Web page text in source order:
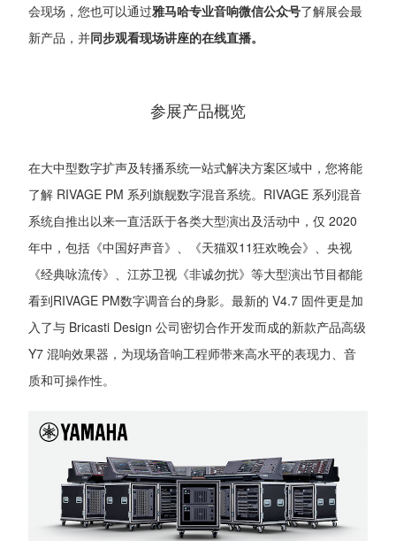
会现场，您也可以通过雅马哈专业音响微信公众号了解展会最
新产品，并同步观看现场讲座的在线直播。
参展产品概览
在大中型数字扩声及转播系统一站式解决方案区域中，您将能
了解 RIVAGE PM 系列旗舰数字混音系统。RIVAGE 系列混音
系统自推出以来一直活跃于各类大型演出及活动中，仅 2020
年中，包括《中国好声音》、《天猫双11狂欢晚会》、央视
《经典咏流传》、江苏卫视《非诚勿扰》等大型演出节目都能
看到RIVAGE PM数字调音台的身影。最新的 V4.7 固件更是加
入了与 Bricasti Design 公司密切合作开发而成的新款产品高级
Y7 混响效果器，为现场音响工程师带来高水平的表现力、音
质和可操作性。